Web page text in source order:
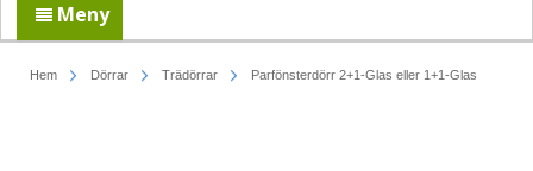
Meny
Hem Dörrar Trädörrar Parfönsterdörr 2+1-Glas eller 1+1-Glas